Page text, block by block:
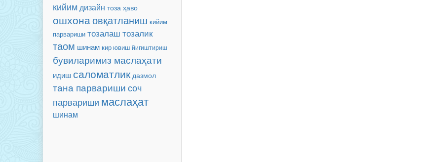
кийимдизайн тоза ҳаво
ошхонаовқатланиш кийим
парвариши тозалаш тозалик
таом шинам кир ювиш йиғиштириш
бувиларимиз маслаҳати
идиш саломатлик дазмол
тана парваришисоч
парвариши маслаҳат
шинам